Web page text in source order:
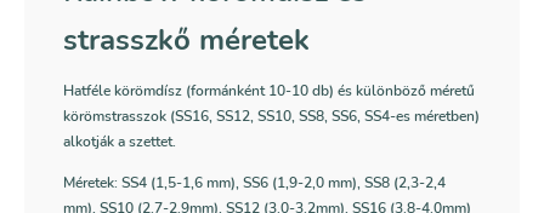
strasszkő méretek
Hatféle körömdísz (formánként 10-10 db) és különböző méretű
körömstrasszok (SS16, SS12, SS10, SS8, SS6, SS4-es méretben)
alkotják a szettet.
Méretek: SS4 (1,5-1,6 mm), SS6 (1,9-2,0 mm), SS8 (2,3-2,4
mm), SS10 (2.7-2.9mm), SS12 (3.0-3.2mm), SS16 (3.8-4.0mm)